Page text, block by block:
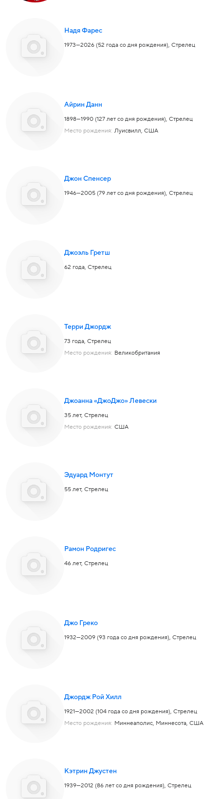
Надя Фарес
1973—2026 (52 года со дня рождения), Стрелец
Айрин Данн
1898—1990 (127 лет со дня рождения), Стрелец
Место рождения: Луисвилл, США
Джон Спенсер
1946—2005 (79 лет со дня рождения), Стрелец
Джоэль Гретш
62 года, Стрелец
Терри Джордж
73 года, Стрелец
Место рождения: Великобритания
Джоанна «ДжоДжо» Левески
35 лет, Стрелец
Место рождения: США
Эдуард Монтут
55 лет, Стрелец
Рамон Родригес
46 лет, Стрелец
Джо Греко
1932—2009 (93 года со дня рождения), Стрелец
Джордж Рой Хилл
1921—2002 (104 года со дня рождения), Стрелец
Место рождения: Миннеаполис, Миннесота, США
Кэтрин Джустен
1939—2012 (86 лет со дня рождения), Стрелец